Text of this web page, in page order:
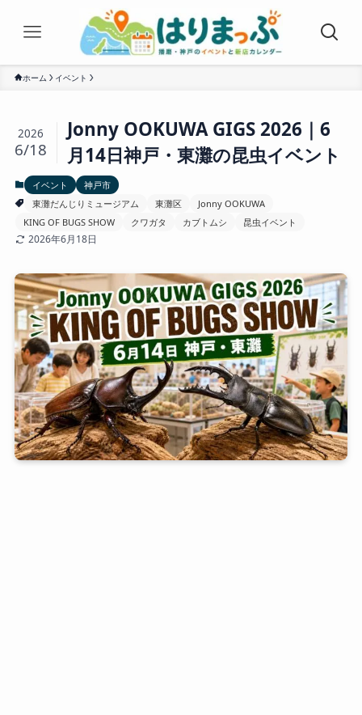
ホーム イベント
Jonny OOKUWA GIGS 2026｜6
月14日神戸・東灘の昆虫イベント
2026
6/18
イベント
神戸市
東灘だんじりミュージアム
東灘区
Jonny OOKUWA
KING OF BUGS SHOW
クワガタ カブトムシ 昆虫イベント
2026年6月18日